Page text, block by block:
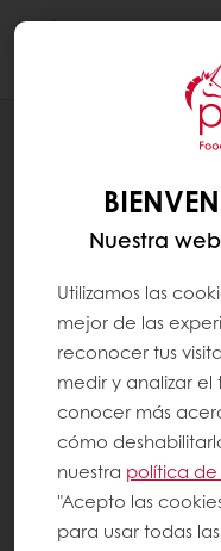
CHOCOLATE
Nuestra
Utilizamos las
mejor de las
reconocer tus
medir y analizar el
conocer más
cómo
nuestra política
"Acepto las
para usar todas